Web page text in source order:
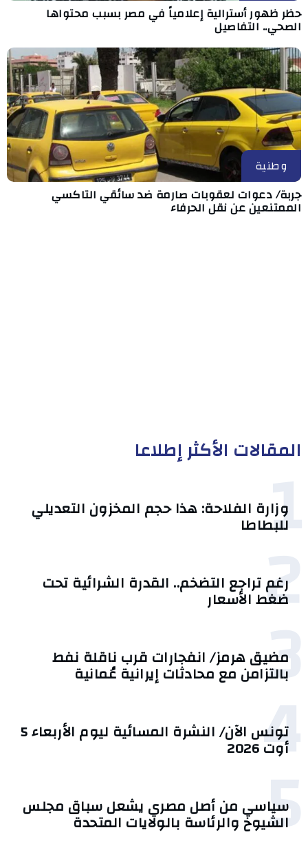
حظر ظهور أسترالية إعلامياً في مصر بسبب محتواها
الصحي.. التفاصيل
وطنية
جربة/ دعوات لعقوبات صارمة ضد سائقي التاكسي
الممتنعين عن نقل الحرفاء
المقالات الأكثر إطلاعا
1
وزارة الفلاحة: هذا حجم المخزون التعديلي
للبطاطا
2
رغم تراجع التضخم.. القدرة الشرائية تحت
ضغط الأسعار
3
مضيق هرمز/ انفجارات قرب ناقلة نفط
بالتزامن مع محادثات إيرانية عُمانية
4 تونس الآن/ النشرة المسائية ليوم الأربعاء 5
أوت 2026
5
سياسي من أصل مصري يشعل سباق مجلس
الشيوخ والرئاسة بالولايات المتحدة